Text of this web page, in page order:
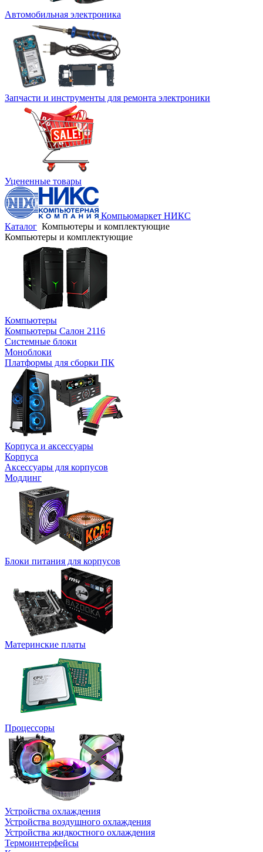
Автомобильная электроника
Запчасти и инструменты для ремонта электроники
Уцененные товары
Компьюмаркет НИКС
Каталог Компьютеры и комплектующие
Компьютеры и комплектующие
Компьютеры
Компьютеры Салон 2116
Системные блоки
Моноблоки
Платформы для сборки ПК
Корпуса и аксессуары
Корпуса
Аксессуары для корпусов
Моддинг
Блоки питания для корпусов
Материнские платы
Процессоры
Устройства охлаждения
Устройства воздушного охлаждения
Устройства жидкостного охлаждения
Термоинтерфейсы